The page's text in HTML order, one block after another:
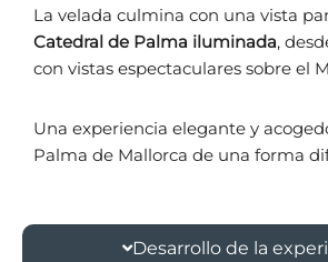
La velada culmina con una vista
Catedral de Palma iluminada,
con vistas espectaculares sobre el
Una experiencia elegante y
Palma de Mallorca de una forma
Desarrollo de la